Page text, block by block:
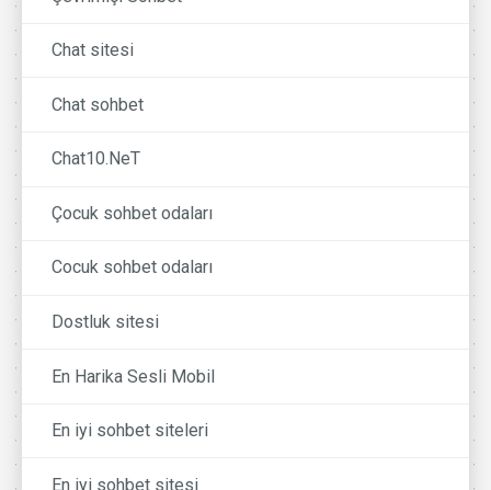
Chat sitesi
Chat sohbet
Chat10.NeT
Çocuk sohbet odaları
Cocuk sohbet odaları
Dostluk sitesi
En Harika Sesli Mobil
En iyi sohbet siteleri
En iyi sohbet sitesi